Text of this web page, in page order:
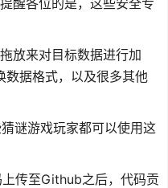
醒各位的是，这些安全专
放来对目标数据进行加
数据格式，以及很多其他
谜游戏玩家都可以使用这
传至Github之后，代码贡